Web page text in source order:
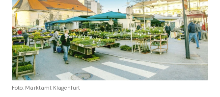
Foto: Marktamt Klagenfurt